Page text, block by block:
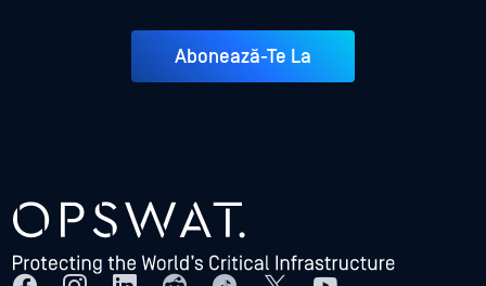
Abonează-Te La